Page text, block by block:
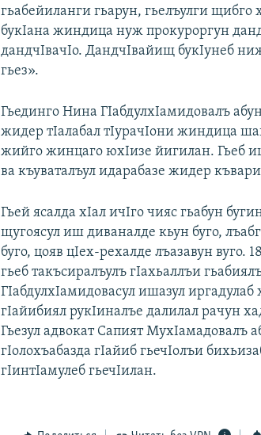
гьабейиланги гьарун, гьелъулги
букIана жиндица нуж прокуроргун
дандчIвачIо. ДандчIвайищ букIунеб
гьез».
Гьединго Нина ГIабдулхIамидовалъ
жидер тIалабал тIурачIони жиндица
жийго жинцаго юхIизе йигилан. Гьеб
ва къуваталъул идарабазе жидер
Гьей ясалда хIал ичIго чияс гьабун
щугоясул иш диваналде кьун буго,
буго, цояв цIех-рехалде лъазавун вуго.
гьеб такъсиралъулъ гIахьаллъи
ГIабдулхIамидовасул ишазул
гIайибиял рукIиналъе далилал рачун
Гьезул адвокат Сапият МухIамадовалъ
гIолохъабазда гIайиб гьечIолъи
гIинтIамулеб гьечIилан.